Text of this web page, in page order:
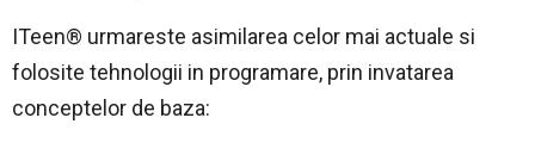
ITeen® urmareste asimilarea celor mai actuale si
folosite tehnologii in programare, prin invatarea
conceptelor de baza: